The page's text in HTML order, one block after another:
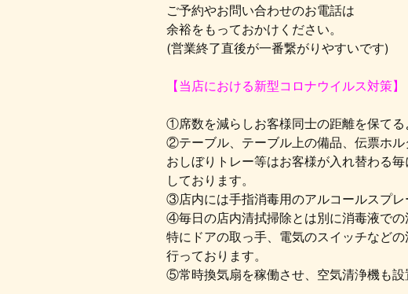
ご予約やお問い合わせのお電話は
余裕をもっておかけください。
(営業終了直後が一番繋がりやすいです)
【当店における新型コロナウイルス対策】
①席数を減らしお客様同士の距離を保てる
②テーブル、テーブル上の備品、伝票ホル
おしぼりトレー等はお客様が入れ替わる
しております。
③店内には手指消毒用のアルコールスプレ
④毎日の店内清拭掃除とは別に消毒液での
特にドアの取っ手、電気のスイッチなど
行っております。
⑤常時換気扇を稼働させ、空気清浄機も設